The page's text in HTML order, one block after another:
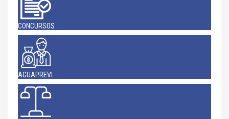
CONCURSOS
AGUAPREVI